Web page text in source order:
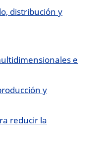
distribución y
e
y
reducir la